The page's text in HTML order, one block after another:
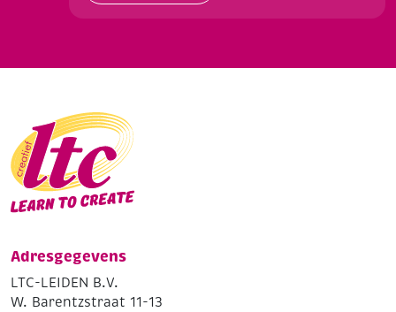
Adresgegevens
LTC-LEIDEN B.V.
W. Barentzstraat 11-13